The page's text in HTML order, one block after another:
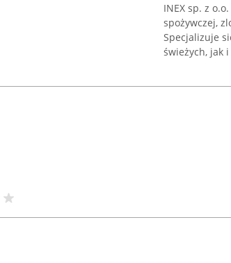
INEX sp. z
spożywczej,
Specjalizuje
świeżych, jak